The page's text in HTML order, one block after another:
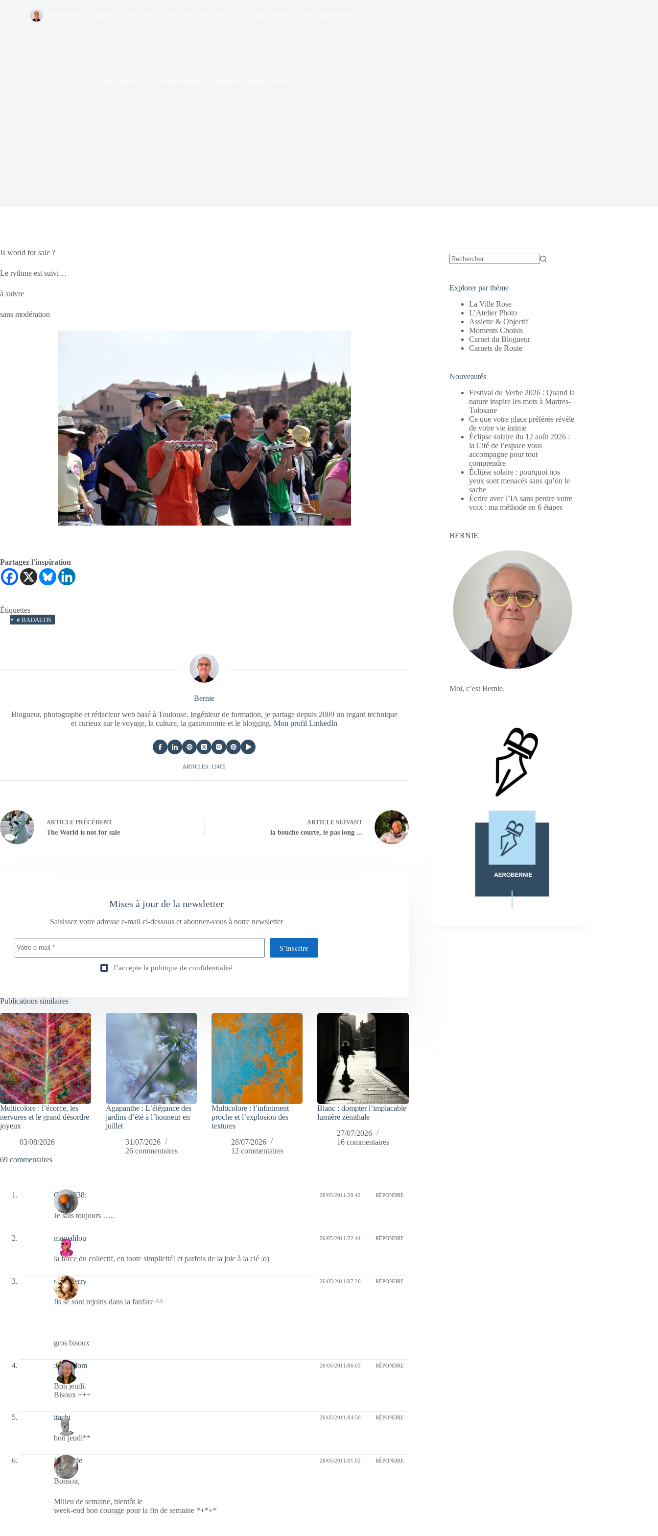
Is world for sale ?
Le rythme est suivi…
à suivre
sans modération
Partagez l'inspiration
Étiquettes
# BADAUDS
Bernie
Blogueur, photographe et rédacteur web basé à Toulouse. Ingénieur de formation, je partage depuis 2009 un regard technique
et curieux sur le voyage, la culture, la gastronomie et le blogging.Mon profil LinkedIn
ARTICLES: 12405
ARTICLE PRÉCÉDENT
The World is not for sale
ARTICLESUIVANT
la bouche courte, le pas long ...
Mises à jour de la newsletter
Saisissez votre adresse e-mail ci-dessous et abonnez-vous à notre newsletter
S’inscrire
J’accepte la politique de confidentialité
Publications similaires
Multicolore : l’écorce, les
nervures et le grand désordre
joyeux
03/08/2026
Agapanthe : L’élégance des
jardins d’été à l’honneur en
juillet
31/07/2026
26 commentaires
Multicolore : l’infiniment
proche et l’explosion des
textures
28/07/2026
12 commentaires
Blanc : dompter l’implacable
lumière zénithale
27/07/2026
16 commentaires
69 commentaires
Clo :0038: 28/05/2011/20:42 RÉPONDRE
Je suis toujours …..
mamalilou 26/05/2011/22:44 RÉPONDRE
la force du collectif, en toute simplicité! et parfois de la joie à la clé :o)
strawberry 26/05/2011/07:26 RÉPONDRE
Ils se sont rejoins dans la fanfare ^^
gros bisoux
:0014:dom 26/05/2011/06:03 RÉPONDRE
Bon jeudi.
Bisoux +++
itachi 26/05/2011/04:56 RÉPONDRE
bon jeudi**
Domjade 26/05/2011/01:02 RÉPONDRE
Bonsoir,
Milieu de semaine, bientôt le
week-end bon courage pour la fin de semaine *+*+*
Explorer par thème
La Ville Rose
L’Atelier Photo
Assiette & Objectif
Moments Choisis
Carnet du Blogueur
Carnets de Route
Nouveautés
Festival du Verbe 2026 : Quand la
nature inspire les mots à Martres-
Tolosane
Ce que votre glace préférée révèle
de votre vie intime
Éclipse solaire du 12 août 2026 :
la Cité de l’espace vous
accompagne pour tout
comprendre
Éclipse solaire : pourquoi nos
yeux sont menacés sans qu’on le
sache
Écrire avec l’IA sans perdre votre
voix : ma méthode en 6 étapes
BERNIE
Moi, c’est Bernie.